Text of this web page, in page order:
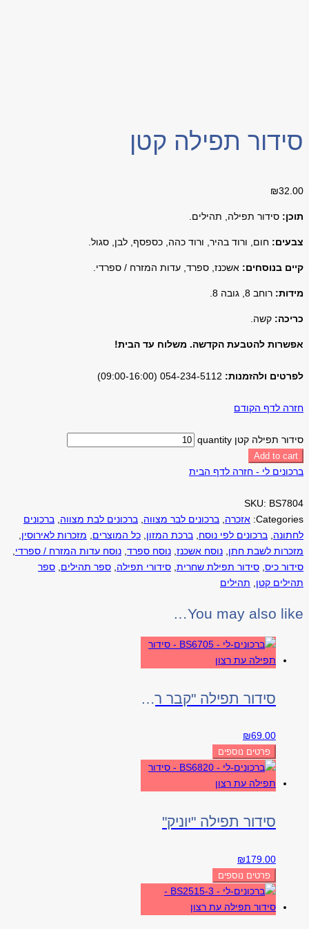
סידור תפילה קטן
₪32.00
תוכן: סידור תפילה, תהילים.
צבעים: חום, ורוד בהיר, ורוד כהה, כספסף, לבן, סגול.
קיים בנוסחים: אשכנז, ספרד, עדות המזרח / ספרדי.
מידות: רוחב 8, גובה 8.
כריכה: קשה.
אפשרות להטבעת הקדשה. משלוח עד הבית!
לפרטים ולהזמנות:
חזרה לדף הקודם
סידור תפילה קטן quantity
Add to cart
ברכונים לי - חזרה לדף הבית
SKU: BS7804
Categories: אזכרה ברכונים לבר מצווה ברכונים לבת מצווה ברכונים
לחתונה ברכונים לפי נוסח ברכת המזון כל המוצרים מזכרות לאירוסין
מזכרות לשבת חתן נוסח אשכנז נוסח ספרד נוסח עדות המזרח / ספרדי
סידור כיס סידור תפילת שחרית סידורי תפילה ספר תהילים ספר
תהילים קטן
תהילים
You may also like…
סידור תפילה "קבר רחל"
₪69.00
פרטים נוספים
סידור תפילה "יוניק"
₪179.00
פרטים נוספים